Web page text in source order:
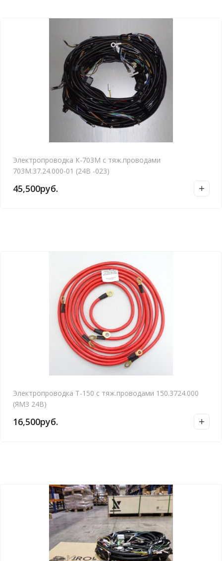
Электропроводка К-703М с тяж.проводами
703М.37.24.000-01 (24В -023)
45,500руб.
Электропроводка Т-150 с тяж.проводами 150.3724.000
(ЯМЗ 24В)
16,500руб.